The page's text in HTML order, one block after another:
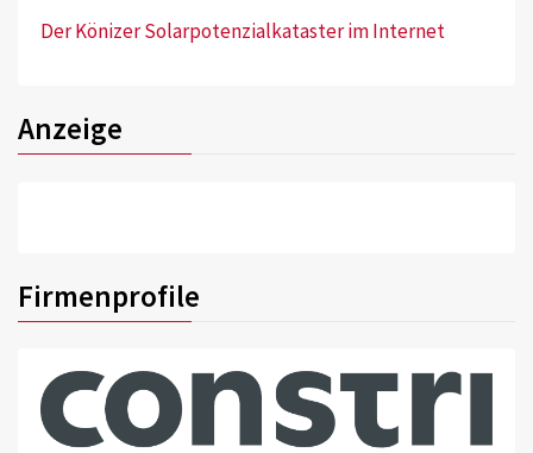
Der Könizer Solarpotenzialkataster im Internet
Anzeige
Firmenprofile